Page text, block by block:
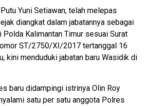
Yuni Setiawan, telah melepas
diangkat dalam jabatannya sebagai
Polda Kalimantan Timur sesuai Surat
ST/2750/XI/2017 tertanggal 16
kini menduduki jabatan baru Wasidik di
baru didampingi istrinya Olin Roy
satu per satu anggota Polres